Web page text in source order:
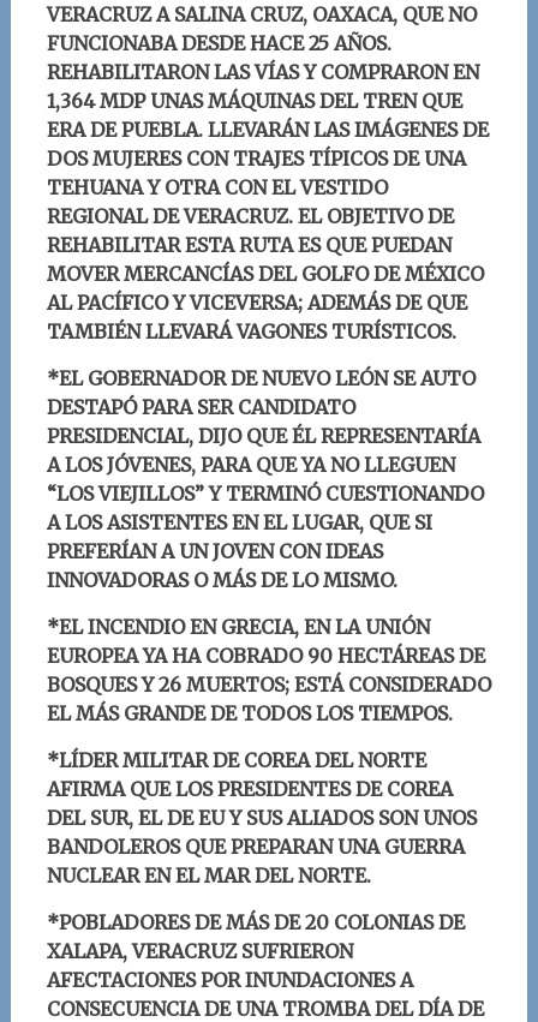
VERACRUZ A SALINA CRUZ, OAXACA, QUE NO
FUNCIONABA DESDE HACE 25 AÑOS.
REHABILITARON LAS VÍAS Y COMPRARON EN
1,364 MDP UNAS MÁQUINAS DEL TREN QUE
ERA DE PUEBLA. LLEVARÁN LAS IMÁGENES DE
DOS MUJERES CON TRAJES TÍPICOS DE UNA
TEHUANA Y OTRA CON EL VESTIDO
REGIONAL DE VERACRUZ. EL OBJETIVO DE
REHABILITAR ESTA RUTA ES QUE PUEDAN
MOVER MERCANCÍAS DEL GOLFO DE MÉXICO
AL PACÍFICO Y VICEVERSA; ADEMÁS DE QUE
TAMBIÉN LLEVARÁ VAGONES TURÍSTICOS.
*EL GOBERNADOR DE NUEVO LEÓN SE AUTO
DESTAPÓ PARA SER CANDIDATO
PRESIDENCIAL, DIJO QUE ÉL REPRESENTARÍA
A LOS JÓVENES, PARA QUE YA NO LLEGUEN
“LOS VIEJILLOS” Y TERMINÓ CUESTIONANDO
A LOS ASISTENTES EN EL LUGAR, QUE SI
PREFERÍAN A UN JOVEN CON IDEAS
INNOVADORAS O MÁS DE LO MISMO.
*EL INCENDIO EN GRECIA, EN LA UNIÓN
EUROPEA YA HA COBRADO 90 HECTÁREAS DE
BOSQUES Y 26 MUERTOS; ESTÁ CONSIDERADO
EL MÁS GRANDE DE TODOS LOS TIEMPOS.
*LÍDER MILITAR DE COREA DEL NORTE
AFIRMA QUE LOS PRESIDENTES DE COREA
DEL SUR, EL DE EU Y SUS ALIADOS SON UNOS
BANDOLEROS QUE PREPARAN UNA GUERRA
NUCLEAR EN EL MAR DEL NORTE.
*POBLADORES DE MÁS DE 20 COLONIAS DE
XALAPA, VERACRUZ SUFRIERON
AFECTACIONES POR INUNDACIONES A
CONSECUENCIA DE UNA TROMBA DEL DÍA DE